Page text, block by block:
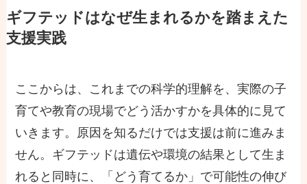
ギフテッドはなぜ生まれるかを踏まえた
支援実践
ここからは、これまでの科学的理解を、実際の子
育てや教育の現場でどう活かすかを具体的に見て
いきます。原因を知るだけでは支援は前に進みま
せん。ギフテッドは遺伝や環境の結果として生ま
れると同時に、「どう育てるか」で可能性の伸び